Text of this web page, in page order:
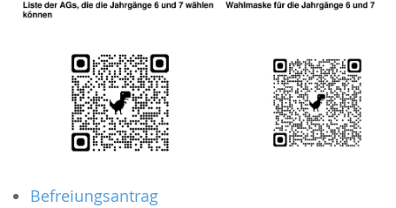
Befreiungsantrag